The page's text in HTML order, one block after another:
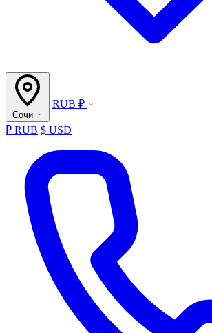
Сочи
RUB ₽
₽ RUB $ USD